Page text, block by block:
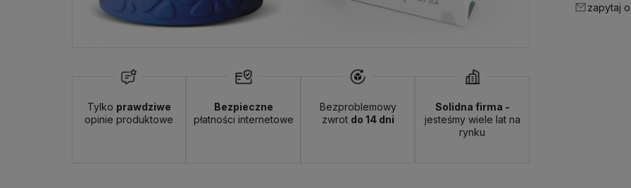
Tylko prawdziwe
opinie produktowe
Bezpieczne
płatności internetowe
Bezproblemowy
zwrot do 14 dni
Solidna firma -
jesteśmy wiele lat na
rynku
zapytaj